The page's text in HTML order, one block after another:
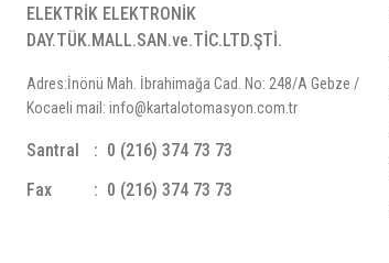
ELEKTRİK ELEKTRONİK
DAY.TÜK.MALL.SAN.ve.TİC.LTD.ŞTİ.
Adres:İnönü Mah. İbrahimağa Cad. No: 248/A Gebze /
Kocaeli mail: info@kartalotomasyon.com.tr
Santral
0 (216) 374 73 73
Fax
0 (216) 374 73 73